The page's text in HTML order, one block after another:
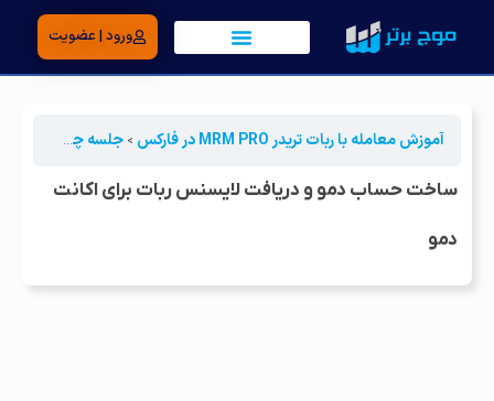
ورود | عضویت
آموزش معامله با ربات تریدر MRM PRO در فارکس جلسه چهارم | دریافت لایسنس و اشتراک
ساخت حساب دمو و دریافت لایسنس ربات برای اکانت
دمو